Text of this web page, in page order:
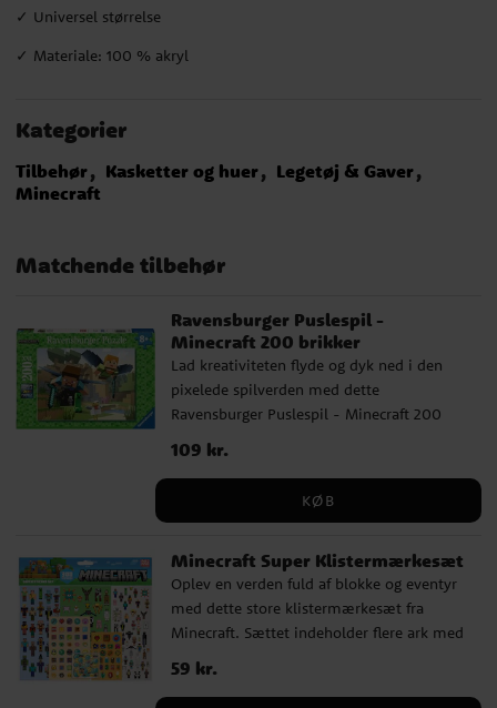
✓ Universel størrelse
✓ Materiale: 100 % akryl
Kategorier
Tilbehør Kasketter og huer
Legetøj & Gaver
Minecraft
Matchende tilbehør
Ravensburger Puslespil -
Minecraft 200 brikker
Lad kreativiteten flyde og dyk ned i den
pixelede spilverden med dette
Ravensburger Puslespil - Minecraft 200
brikker. Motivet er fyldt med action, hvor
Steve og Alex flyver over et landskab med
for alle fans af spillet. Puslespillet består af
Brikkerne klikker nemt på plads, hvilket
gør det til en nem og sjov oplevelse for
Minecraft-fans.
Pris: 109 kr.
109 kr.
KØB
Minecraft Super Klistermærkesæt
Oplev en verden fuld af blokke og eventyr
med dette store klistermærkesæt fra
Minecraft. Sættet indeholder flere ark med
og genstande fra spillet. Perfekt til kreativ
Pris:59 kr.
59 kr.